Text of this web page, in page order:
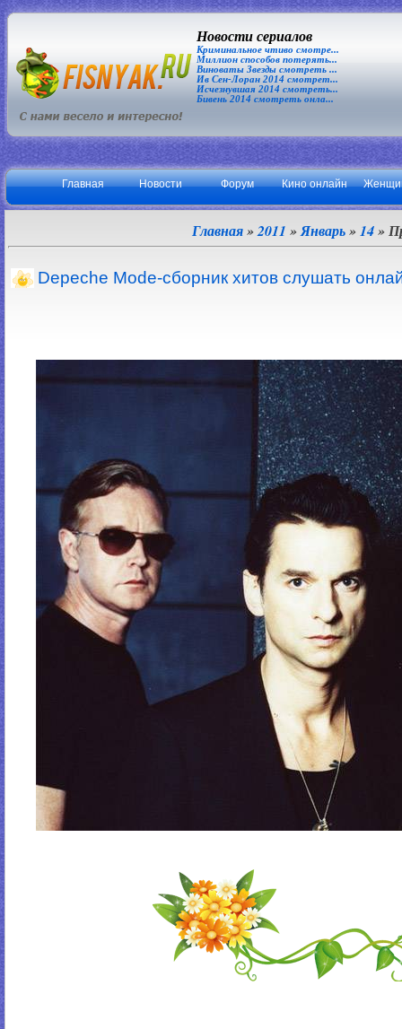
Новости сериалов
Криминальное чтиво смотре...
Миллион способов потерять...
Виноваты Звезды смотреть ...
Ив Сен-Лоран 2014 смотрет...
Исчезнувшая 2014 смотреть...
Бивень 2014 смотреть онла...
Главная Новости Форум Кино онлайн
Главная»2011 » Январь » 14»
Depeche Mode-сборник хитов слушать